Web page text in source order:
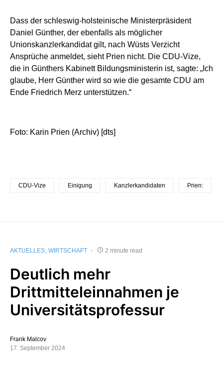
Dass der schleswig-holsteinische Ministerpräsident
Daniel Günther, der ebenfalls als möglicher
Unionskanzlerkandidat gilt, nach Wüsts Verzicht
Ansprüche anmeldet, sieht Prien nicht. Die CDU-Vize,
die in Günthers Kabinett Bildungsministerin ist, sagte: „Ich
glaube, Herr Günther wird so wie die gesamte CDU am
Ende Friedrich Merz unterstützen.“
Foto: Karin Prien (Archiv) [dts]
CDU-Vize Einigung Kanzlerkandidaten Prien:
AKTUELLES WIRTSCHAFT 2 minute read
Deutlich mehr
Drittmitteleinnahmen je
Universitätsprofessur
Frank Malcov
17. September 2024